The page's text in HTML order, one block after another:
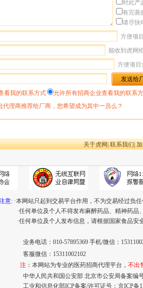
对此产
有完善
请尽快
方便项
能收到虎网
方便项目
看我的联系方式
允许所有招商企业查看我的联系
代理商推荐给厂商，您希望成为其中一员么？
关于虎网|联系我们|
意: ·本网站只起到交易平台作用，不为交易经过负
·任何单位及个人不得发布麻醉药品、精神药
·任何单位及个人发布信息，请根据国家食品
业务电话：010-57895369 手机/微信：
客服微信：15311002102
注 ：本网站为专业的医药招商代理平台， 不出
中华人民共和国公安部 北京市公安局备案编
工业和信息化部ICP备案/许可证号： 京ICP备